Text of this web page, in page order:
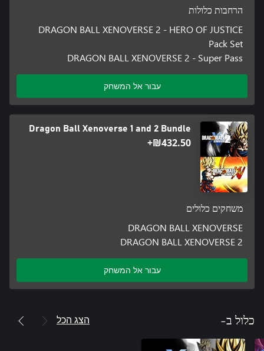
הרחבות כלולות
DRAGON BALL XENOVERSE 2 - HERO OF JUSTICE
Pack Set
DRAGON BALL XENOVERSE 2 - Super Pass
עבור אל המשחק
Dragon Ball Xenoverse 1 and 2 Bundle
‪₪‎432.50‬+
משחקים כלולים
DRAGON BALL XENOVERSE
DRAGON BALL XENOVERSE 2
עבור אל המשחק
כלול ב- הצג הכל